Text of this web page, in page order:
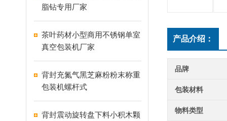
脂钻专用厂家
茶叶药材小型商用不锈钢单室
真空包装机厂家
背封充氮气黑芝麻粉粉末称重
包装机螺杆式
背封震动旋转盘下料小积木颗
产品介绍：
品牌
包装材料
物料类型